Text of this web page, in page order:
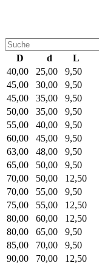
D d
L
40,00
25,00
9,50
45,00
30,00
9,50
45,00
35,00
9,50
50,00
35,00
9,50
55,00
40,00
9,50
60,00
45,00
9,50
63,00
48,00
9,50
65,00
50,00
9,50
70,00
50,00
12,50
70,00
55,00
9,50
75,00
55,00
12,50
80,00
60,00
12,50
80,00
65,00
9,50
85,00
70,00
9,50
90,00
70,00
12,50